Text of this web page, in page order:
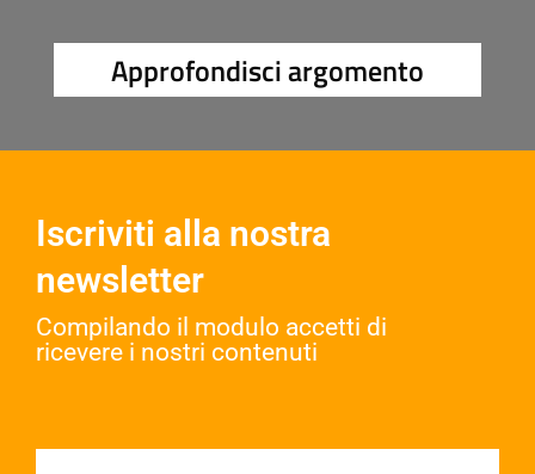
Approfondisci argomento
Iscriviti alla nostra
newsletter
Compilando il modulo accetti di
ricevere i nostri contenuti​